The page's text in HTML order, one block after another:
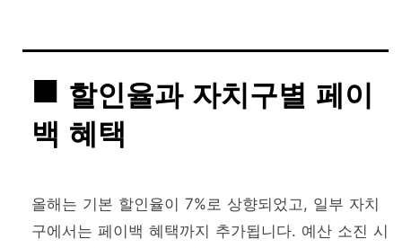
할인율과 자치구별 페이
백 혜택
올해는 기본 할인율이 7%로 상향되었고, 일부 자치
구에서는 페이백 혜택까지 추가됩니다. 예산 소진 시